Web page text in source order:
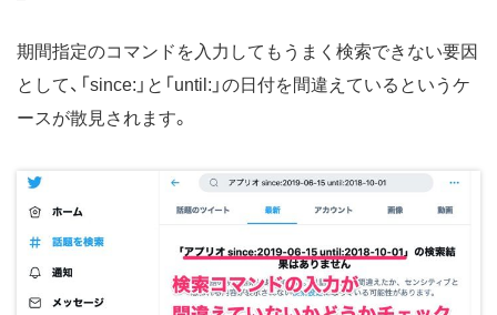
期間指定のコマンドを入力してもうまく検索できない要因
として、「since:」と「until:」の日付を間違えているというケ
ースが散見されます。